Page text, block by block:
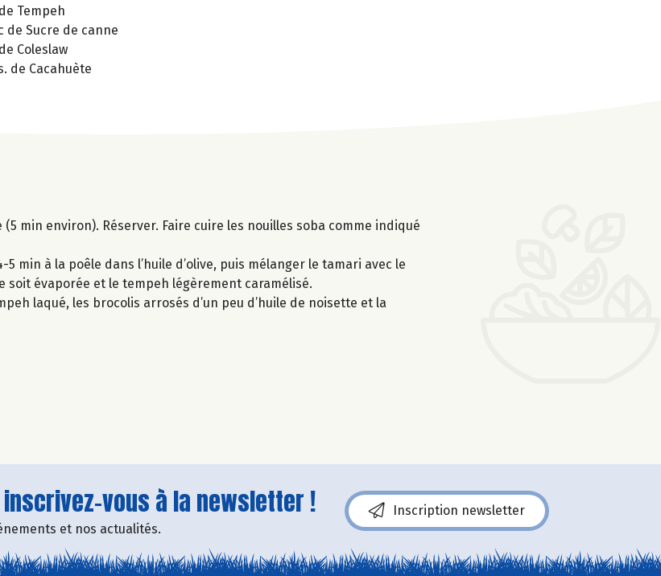
Tempeh
de Sucre de canne
Coleslaw
de Cacahuète
(5 min environ). Réserver. Faire cuire les nouilles soba comme indiqué
min à la poêle dans l’huile d’olive, puis mélanger le tamari avec le
soit évaporée et le tempeh légèrement caramélisé.
laqué, les brocolis arrosés d’un peu d’huile de noisette et la
vous à la newsletter !
et nos actualités.
Inscription newsletter